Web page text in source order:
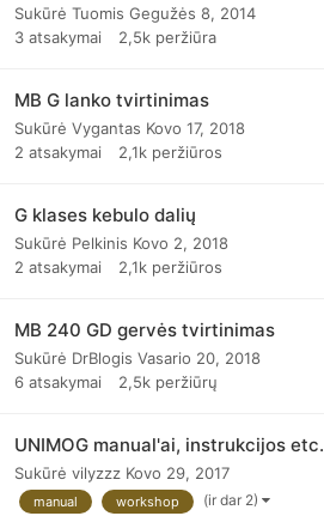
Sukūrė Tuomis Gegužės 8, 2014
3 atsakymai 2,5k peržiūra
MB G lanko tvirtinimas
Sukūrė Vygantas Kovo 17, 2018
2 atsakymai 2,1k peržiūros
G klases kebulo dalių
Sukūrė Pelkinis Kovo 2, 2018
2 atsakymai 2,1k peržiūros
MB 240 GD gervės tvirtinimas
Sukūrė DrBlogis Vasario 20, 2018
6 atsakymai 2,5k peržiūrų
UNIMOG manual'ai, instrukcijos etc.
Sukūrė vilyzzz Kovo 29, 2017
manual workshop (ir dar 2)